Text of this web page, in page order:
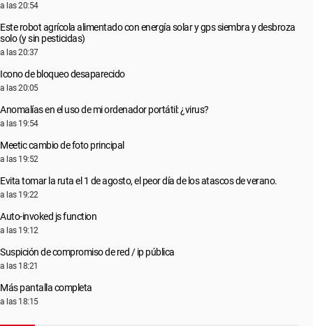
a las 20:54
Este robot agrícola alimentado con energía solar y gps siembra y desbroza
solo (y sin pesticidas)
a las 20:37
Icono de bloqueo desaparecido
a las 20:05
Anomalías en el uso de mi ordenador portátil: ¿virus?
a las 19:54
Meetic cambio de foto principal
a las 19:52
Evita tomar la ruta el 1 de agosto, el peor día de los atascos de verano.
a las 19:22
Auto-invoked js function
a las 19:12
Suspición de compromiso de red / ip pública
a las 18:21
Más pantalla completa
a las 18:15